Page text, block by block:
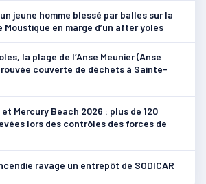
jeune homme blessé par balles sur la
Moustique en marge d’un after yoles
la plage de l’Anse Meunier (Anse
couverte de déchets à Sainte-
et Mercury Beach 2026 : plus de 120
lors des contrôles des forces de
ravage un entrepôt de SODICAR